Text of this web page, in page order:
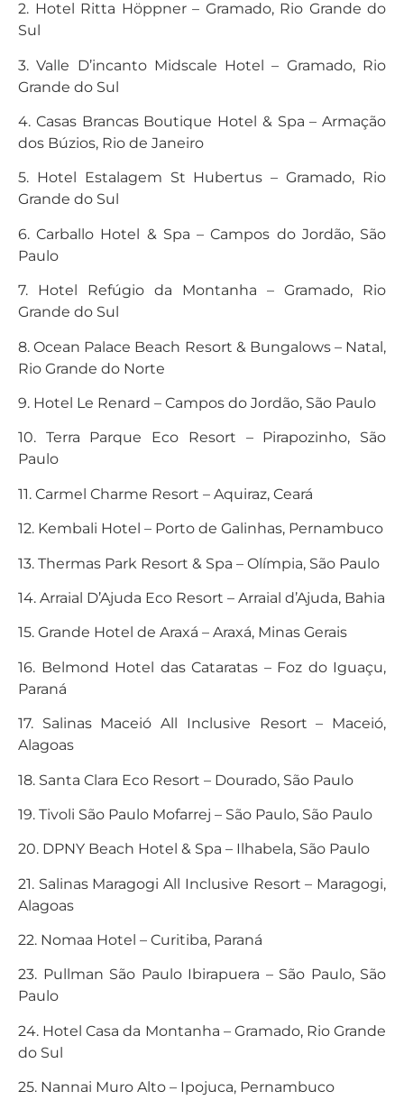
2. Hotel Ritta Höppner – Gramado, Rio Grande do
Sul
3. Valle D’incanto Midscale Hotel – Gramado, Rio
Grande do Sul
4. Casas Brancas Boutique Hotel & Spa – Armação
dos Búzios, Rio de Janeiro
5. Hotel Estalagem St Hubertus – Gramado, Rio
Grande do Sul
6. Carballo Hotel & Spa – Campos do Jordão, São
Paulo
7. Hotel Refúgio da Montanha – Gramado, Rio
Grande do Sul
8. Ocean Palace Beach Resort & Bungalows – Natal,
Rio Grande do Norte
9. Hotel Le Renard – Campos do Jordão, São Paulo
10. Terra Parque Eco Resort – Pirapozinho, São
Paulo
11. Carmel Charme Resort – Aquiraz, Ceará
12. Kembali Hotel – Porto de Galinhas, Pernambuco
13. Thermas Park Resort & Spa – Olímpia, São Paulo
14. Arraial D’Ajuda Eco Resort – Arraial d’Ajuda, Bahia
15. Grande Hotel de Araxá – Araxá, Minas Gerais
16. Belmond Hotel das Cataratas – Foz do Iguaçu,
Paraná
17. Salinas Maceió All Inclusive Resort – Maceió,
Alagoas
18. Santa Clara Eco Resort – Dourado, São Paulo
19. Tivoli São Paulo Mofarrej – São Paulo, São Paulo
20. DPNY Beach Hotel & Spa – Ilhabela, São Paulo
21. Salinas Maragogi All Inclusive Resort – Maragogi,
Alagoas
22. Nomaa Hotel – Curitiba, Paraná
23. Pullman São Paulo Ibirapuera – São Paulo, São
Paulo
24. Hotel Casa da Montanha – Gramado, Rio Grande
do Sul
25. Nannai Muro Alto – Ipojuca, Pernambuco